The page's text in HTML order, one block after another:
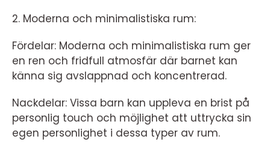
2. Moderna och minimalistiska rum:
Fördelar: Moderna och minimalistiska rum ger
en ren och fridfull atmosfär där barnet kan
känna sig avslappnad och koncentrerad.
Nackdelar: Vissa barn kan uppleva en brist på
personlig touch och möjlighet att uttrycka sin
egen personlighet i dessa typer av rum.